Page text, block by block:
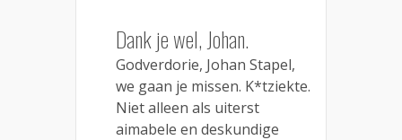
Dank je wel, Johan.
Godverdorie, Johan Stapel,
we gaan je missen. K*tziekte.
Niet alleen als uiterst
aimabele en deskundige